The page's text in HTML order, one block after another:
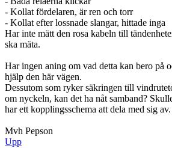
- Kollat fördelaren, är ren och torr
- Kollat efter lossnade slangar, hittade inga
Har inte mätt den rosa kabeln till
ska mäta.
Har ingen aning om vad detta kan bero på
hjälp den här vägen.
Dessutom som ryker säkringen till
om nyckeln, kan det ha nåt samband?
har ett kopplingsschema att dela med sig av.
Mvh Pepson
Upp